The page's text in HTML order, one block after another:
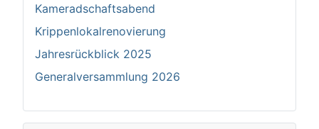
Kameradschaftsabend
Krippenlokalrenovierung
Jahresrückblick 2025
Generalversammlung 2026